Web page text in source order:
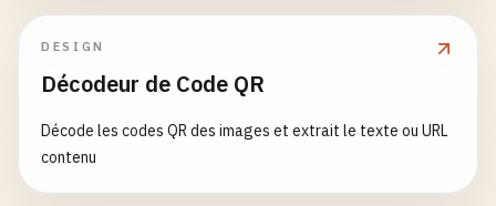
!@#$%
DESIGN
Décodeur de Code QR
Décode les codes QR des images et extrait le texte ou URL
contenu